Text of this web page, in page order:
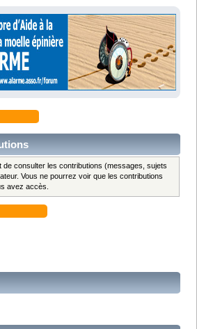
de consulter les contributions (messages, sujets
Vous ne pourrez voir que les contributions
avez accès.